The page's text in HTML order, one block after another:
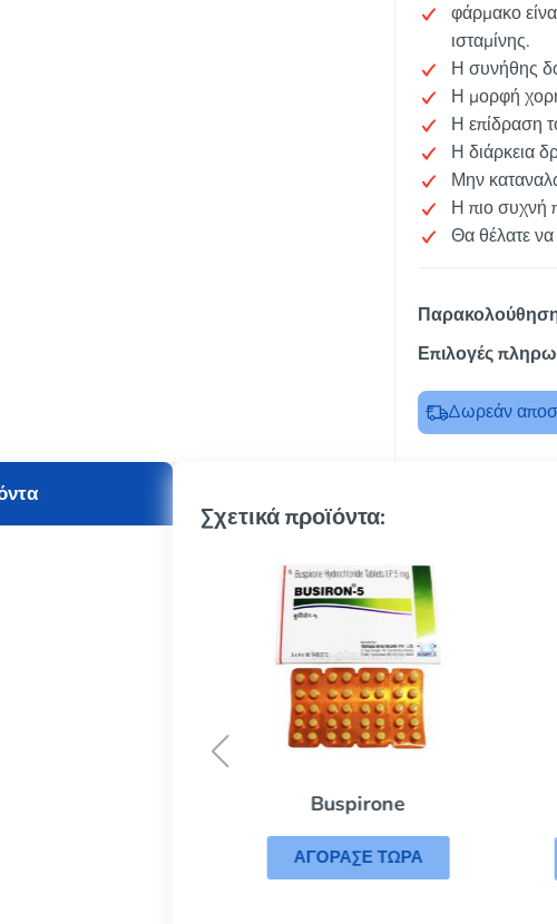
φάρμακο
ισταμίνης.
Η συνήθης
Η μορφή
Η επίδραση
Η διάρκεια
Μην
Η πιο συχνή
Θα θέλατε
Επιλογές
Δωρεάν
Σχετικά προϊόντα:
Buspirone
ΑΓΟΡΑΣΕ ΤΩΡΑ